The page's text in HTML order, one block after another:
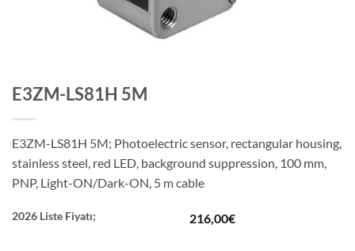
E3ZM-LS81H 5M
E3ZM-LS81H 5M; Photoelectric sensor, rectangular housing,
stainless steel, red LED, background suppression, 100 mm,
PNP, Light-ON/Dark-ON, 5 m cable
2026 Liste Fiyatı; 216,00€